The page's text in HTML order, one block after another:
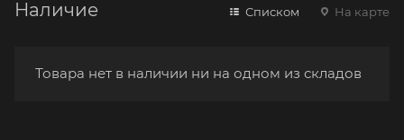
Наличие Списком На карте
Товара нет в наличии ни на одном из складов